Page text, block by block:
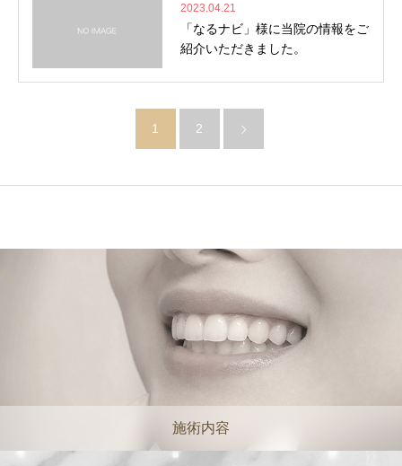
2023.04.21
「なるナビ」様に当院の情報をご
紹介いただきました。
1 2
施術内容